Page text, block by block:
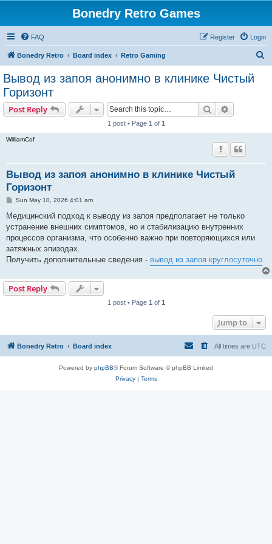
Bonedry Retro Games
FAQ Login
Register
Bonedry Retro Board index Retro Gaming
Вывод из запоя анонимно в клинике Чистый
Горизонт
Post Reply Search
1 post • Page 1 of 1
WilliamCof
Вывод из запоя анонимно в клинике Чистый
Горизонт
P
s
Sun May 10, 2026 4:01 am
Медицинский подход к выводу из запоя предполагает не только
устранение внешних симптомов, но и стабилизацию внутренних
процессов организма, что особенно важно при повторяющихся или
затяжных эпизодах.
Получить дополнительные сведения - вывод из запоя круглосуточно
Post Reply
1 post • Page 1 of 1
Jump to
Bonedry Retro Board index All times are UTC
Powered by phpBB® Forum Software © phpBB Limited
Privacy| Terms